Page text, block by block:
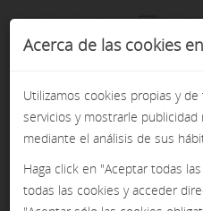
Acerca de las cookies
Utilizamos cookies propias y
servicios y mostrarle
mediante el análisis de sus
Haga click en "Aceptar todas
todas las cookies y acceder
¡Pasión por la